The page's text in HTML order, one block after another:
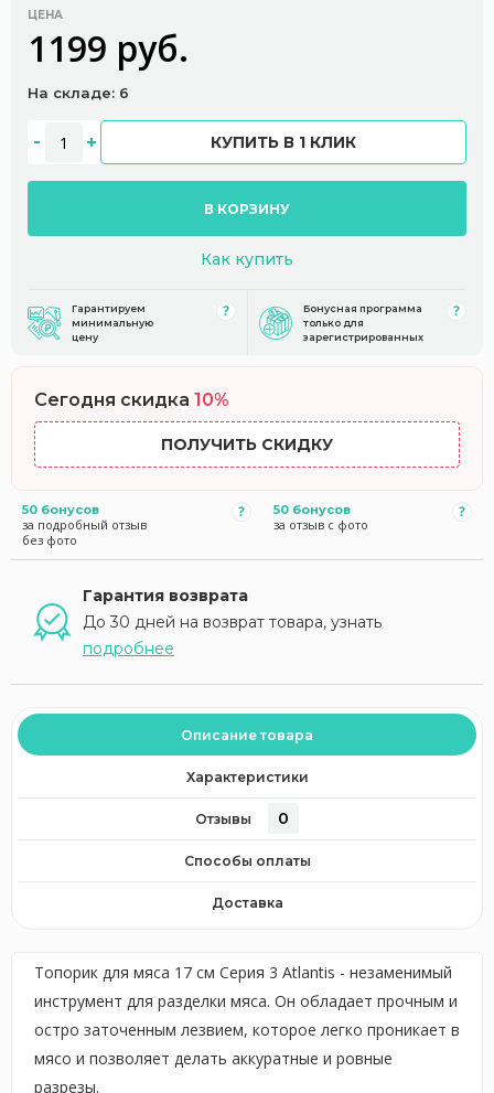
ЦЕНА
1199 руб.
На складе: 6
КУПИТЬ В 1 КЛИК
В КОРЗИНУ
Как купить
Гарантируем
минимальную
цену
Бонусная программа
только для
зарегистрированных
Сегодня скидка 10%
ПОЛУЧИТЬ СКИДКУ
50 бонусов
за подробный отзыв
без фото
50 бонусов
за отзыв с фото
Гарантия возврата
До 30 дней на возврат товара, узнать
подробнее
Описание товара
Характеристики
Отзывы 0
Способы оплаты
Доставка
Топорик для мяса 17 см Серия 3 Atlantis - незаменимый
инструмент для разделки мяса. Он обладает прочным и
остро заточенным лезвием, которое легко проникает в
мясо и позволяет делать аккуратные и ровные
разрезы.